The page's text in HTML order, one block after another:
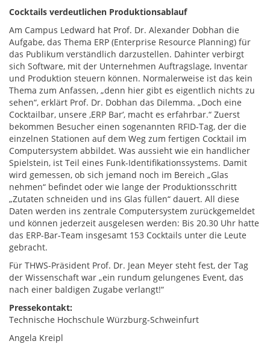
Cocktails verdeutlichen Produktionsablauf
Am Campus Ledward hat Prof. Dr. Alexander Dobhan die
Aufgabe, das Thema ERP (Enterprise Resource Planning) für
das Publikum verständlich darzustellen. Dahinter verbirgt
sich Software, mit der Unternehmen Auftragslage, Inventar
und Produktion steuern können. Normalerweise ist das kein
Thema zum Anfassen, „denn hier gibt es eigentlich nichts zu
sehen“, erklärt Prof. Dr. Dobhan das Dilemma. „Doch eine
Cocktailbar, unsere ,ERP Bar‘, macht es erfahrbar.“ Zuerst
bekommen Besucher einen sogenannten RFID-Tag, der die
einzelnen Stationen auf dem Weg zum fertigen Cocktail im
Computersystem abbildet. Was aussieht wie ein handlicher
Spielstein, ist Teil eines Funk-Identifikationssystems. Damit
wird gemessen, ob sich jemand noch im Bereich „Glas
nehmen“ befindet oder wie lange der Produktionsschritt
„Zutaten schneiden und ins Glas füllen“ dauert. All diese
Daten werden ins zentrale Computersystem zurückgemeldet
und können jederzeit ausgelesen werden: Bis 20.30 Uhr hatte
das ERP-Bar-Team insgesamt 153 Cocktails unter die Leute
gebracht.
Für THWS-Präsident Prof. Dr. Jean Meyer steht fest, der Tag
der Wissenschaft war „ein rundum gelungenes Event, das
nach einer baldigen Zugabe verlangt!“
Pressekontakt:
Technische Hochschule Würzburg-Schweinfurt
Angela Kreipl